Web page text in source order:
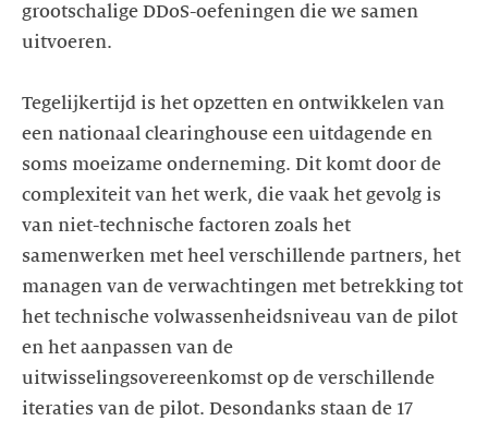
grootschalige DDoS-oefeningen die we samen
uitvoeren.
Tegelijkertijd is het opzetten en ontwikkelen van
een nationaal clearinghouse een uitdagende en
soms moeizame onderneming. Dit komt door de
complexiteit van het werk, die vaak het gevolg is
van niet-technische factoren zoals het
samenwerken met heel verschillende partners, het
managen van de verwachtingen met betrekking tot
het technische volwassenheidsniveau van de pilot
en het aanpassen van de
uitwisselingsovereenkomst op de verschillende
iteraties van de pilot. Desondanks staan de 17